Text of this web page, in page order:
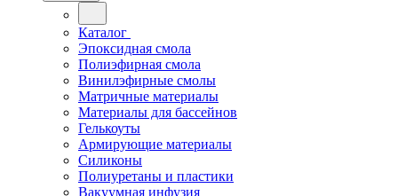
Каталог
Эпоксидная смола
Полиэфирная смола
Винилэфирные смолы
Матричные материалы
Материалы для бассейнов
Гелькоуты
Армирующие материалы
Силиконы
Полиуретаны и пластики
Вакуумная инфузия